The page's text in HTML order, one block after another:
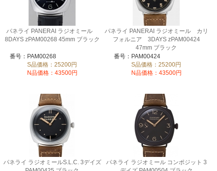
パネライ PANERAI ラジオミール
8DAYS zPAM00268 45mm ブラック
番号：PAM00268
S品価格：25200円
N品価格：43500円
パネライ PANERAI ラジオミール カリ
フォルニア 3DAYS zPAM00424
47mm ブラック
番号：PAM00424
S品価格：25200円
N品価格：43500円
パネライ ラジオミールS.L.C. 3デイズ
パネライ ラジオミール コンポジット 3